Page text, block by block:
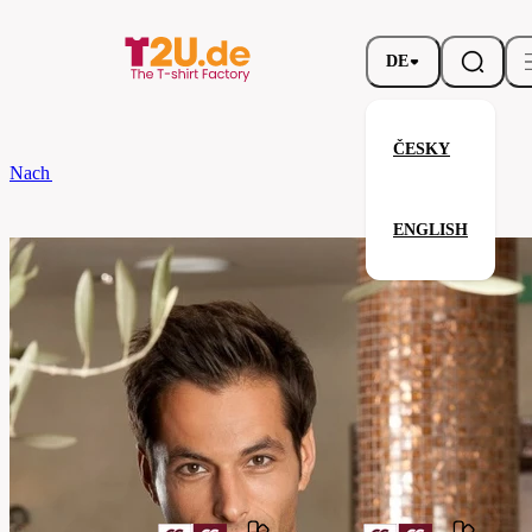
DE
ČESKY
ENGLISH
Nach dem Brand
Fliege Ravello Classic
Parameter
CG
00170-
01-
caramel
Verwandte Produkte
Ihre Zufriedenheit ist unsere Priorität.